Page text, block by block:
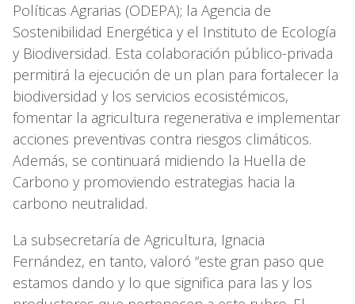
Políticas Agrarias (ODEPA); la Agencia de
Sostenibilidad Energética y el Instituto de Ecología
y Biodiversidad. Esta colaboración público-privada
permitirá la ejecución de un plan para fortalecer la
biodiversidad y los servicios ecosistémicos,
fomentar la agricultura regenerativa e implementar
acciones preventivas contra riesgos climáticos.
Además, se continuará midiendo la Huella de
Carbono y promoviendo estrategias hacia la
carbono neutralidad.
La subsecretaría de Agricultura, Ignacia
Fernández, en tanto, valoró “este gran paso que
estamos dando y lo que significa para las y los